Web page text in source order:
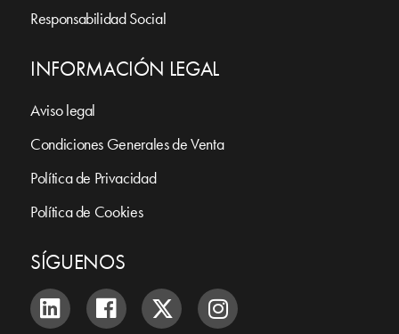
Responsabilidad Social
INFORMACIÓN LEGAL
Aviso legal
Condiciones Generales de Venta
Política de Privacidad
Política de Cookies
SÍGUENOS